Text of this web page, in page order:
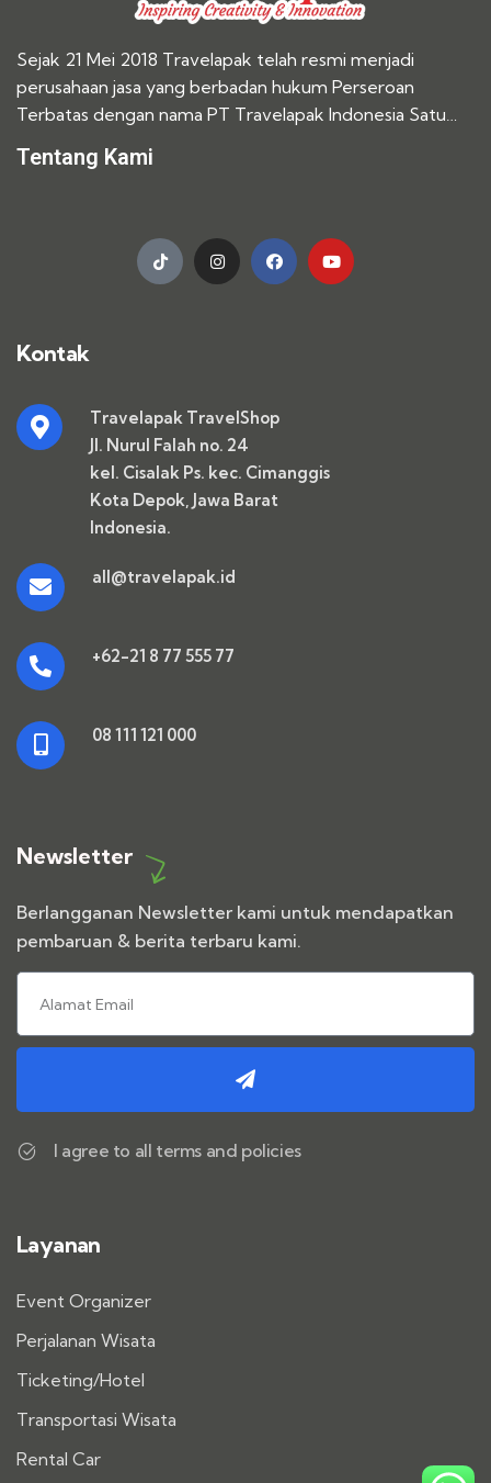
Sejak 21 Mei 2018 Travelapak telah resmi menjadi
perusahaan jasa yang berbadan hukum Perseroan
Terbatas dengan nama PT Travelapak Indonesia Satu…
Tentang Kami
Kontak
Travelapak TravelShop
Jl. Nurul Falah no. 24
kel. Cisalak Ps. kec. Cimanggis
Kota Depok, Jawa Barat
Indonesia.
all@travelapak.id
+62-21 8 77 555 77
08 111 121 000
Newsletter
Berlangganan Newsletter kami untuk mendapatkan
pembaruan & berita terbaru kami.
I agree to all terms and policies
Layanan
Event Organizer
Perjalanan Wisata
Ticketing/Hotel
Transportasi Wisata
Rental Car